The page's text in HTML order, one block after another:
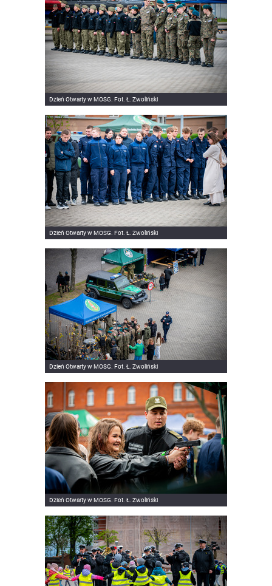
Dzień Otwarty w MOSG. Fot. Ł. Zwoliński
Dzień Otwarty w MOSG. Fot. Ł. Zwoliński
Dzień Otwarty w MOSG. Fot. Ł. Zwoliński
Dzień Otwarty w MOSG. Fot. Ł. Zwoliński